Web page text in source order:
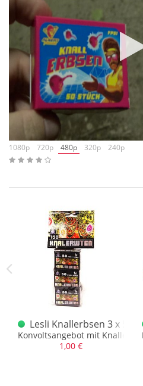
1080p
720p 480p 320p 240p
Lesli Knallerbsen 3 x
Konvoltsangebot mit
1,00 €